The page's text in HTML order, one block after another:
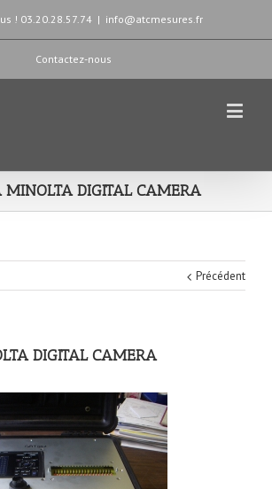
! 03.20.28.57.74 | info@atcmesures.fr
Contactez-nous
MINOLTA DIGITAL CAMERA
Précédent
DIGITAL CAMERA